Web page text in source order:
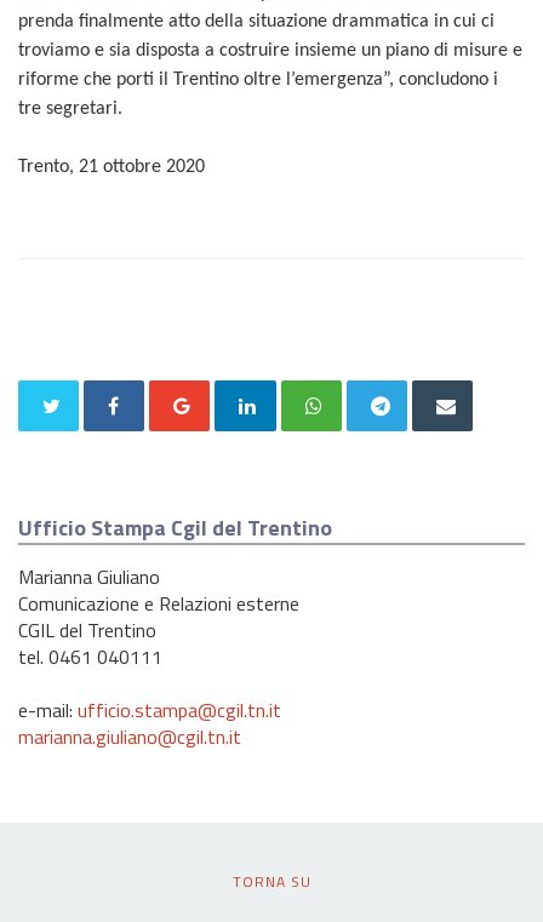
prenda finalmente atto della situazione drammatica in cui ci
troviamo e sia disposta a costruire insieme un piano di misure e
riforme che porti il Trentino oltre l’emergenza”, concludono i
tre segretari.
Trento, 21 ottobre 2020
Ufficio Stampa Cgil del Trentino
Marianna Giuliano
Comunicazione e Relazioni esterne
CGIL del Trentino
tel. 0461 040111
e-mail: ufficio.stampa@cgil.tn.it
marianna.giuliano@cgil.tn.it
TORNA SU